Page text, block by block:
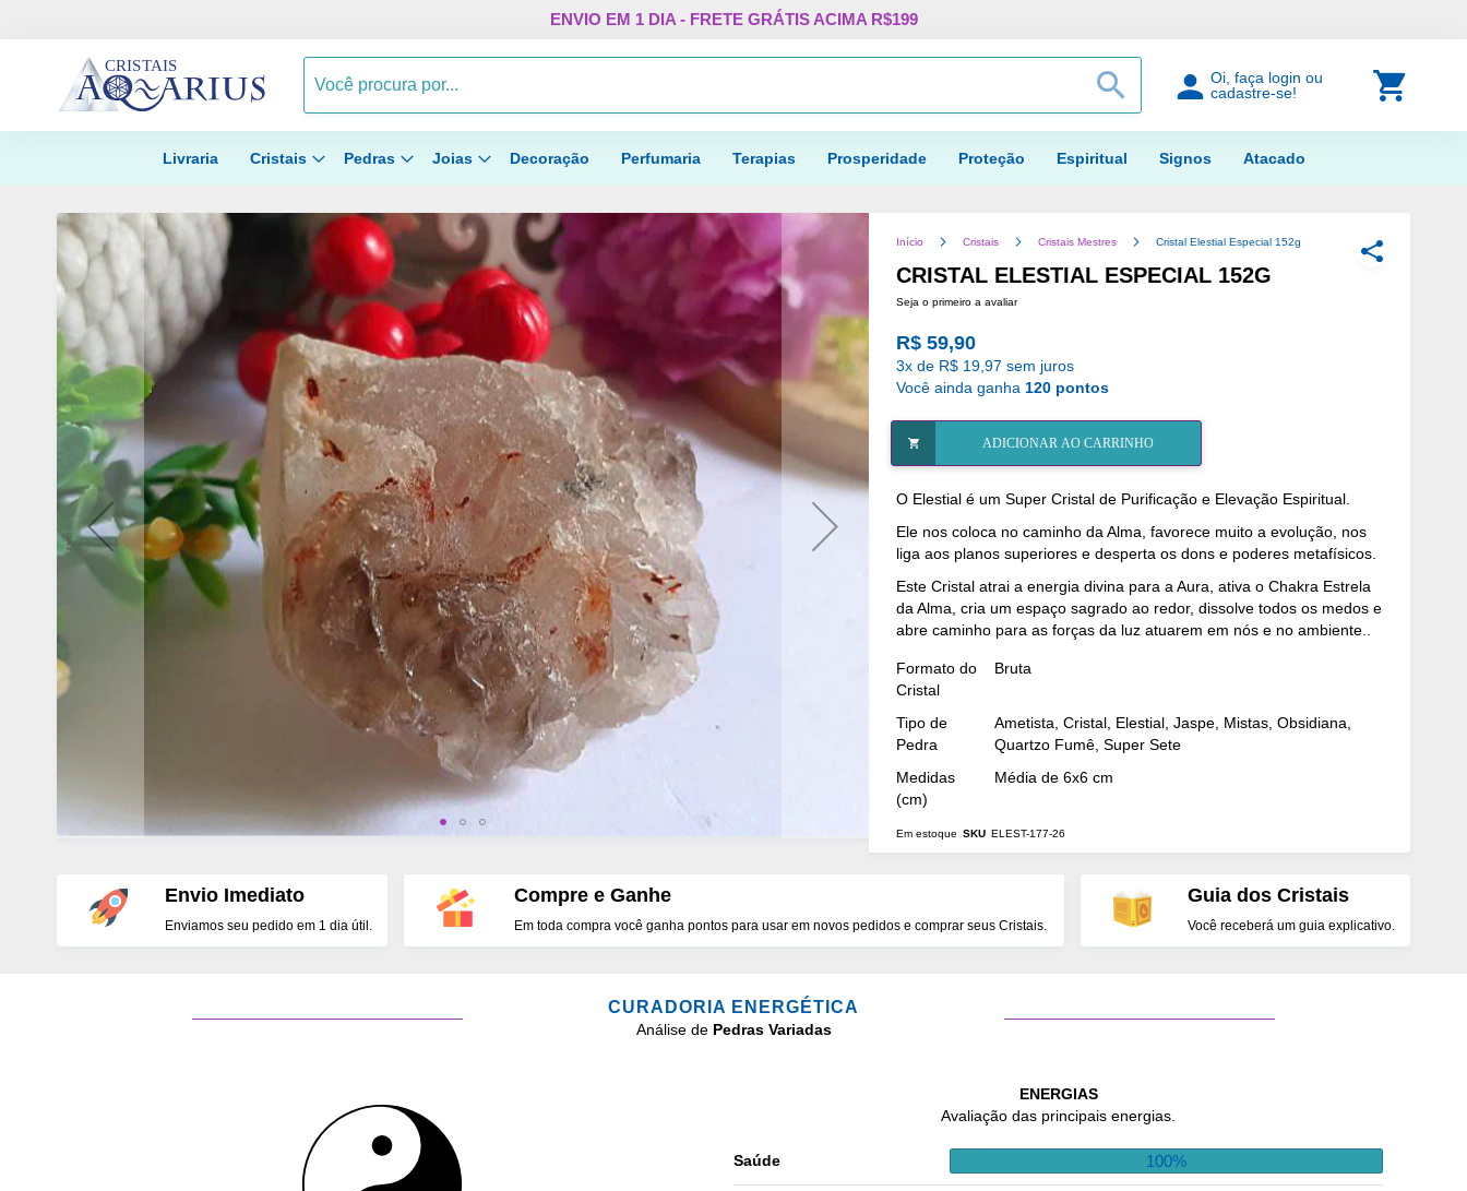
Pular
o
ENVIO EM 1 DIA - FRETE GRÁTIS ACIMA R$199
Procurar
PROCURAR
Oi, faça login ou
cadastre-se!
Livraria Cristais Pedras Joias Decoração Perfumaria Terapias Prosperidade Proteção Espiritual Signos Atacado
Início Cristais Cristais Mestres Cristal Elestial Especial 152g
CRISTAL ELESTIAL ESPECIAL 152G
Seja o primeiro a avaliar
R$ 59,90
3x de R$ 19,97 sem juros
Você ainda ganha 120 pontos
ADICIONAR AO CARRINHO
O Elestial é um Super Cristal de Purificação e Elevação Espiritual.
Ele nos coloca no caminho da Alma, favorece muito a evolução, nos
liga aos planos superiores e desperta os dons e poderes metafísicos.
Este Cristal atrai a energia divina para a Aura, ativa o Chakra Estrela
da Alma, cria um espaço sagrado ao redor, dissolve todos os medos e
abre caminho para as forças da luz atuarem em nós e no ambiente..
Mais
Detalhes
Formato do
Cristal
Bruta
Tipo de
Pedra
Ametista, Cristal, Elestial, Jaspe, Mistas, Obsidiana,
Quartzo Fumê, Super Sete
Medidas
(cm)
Média de 6x6 cm
Em estoque SKU ELEST-177-26
Envio Imediato
Enviamos seu pedido em 1 dia útil.
Compre e Ganhe
Em toda compra você ganha pontos para usar em novos pedidos e comprar seus Cristais.
Guia dos Cristais
Você receberá um guia explicativo.
CURADORIA ENERGÉTICA
Análise de Pedras Variadas
ENERGIAS
Avaliação das principais energias.
Saúde 100%